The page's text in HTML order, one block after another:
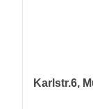
Karlstr.6,